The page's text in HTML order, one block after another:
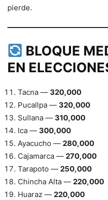
pierde.
BLOQUE
EN
Tacna — 320,000
Pucallpa — 320,000
Sullana — 310,000
Ica — 300,000
Ayacucho — 280,000
Cajamarca — 270,000
Tarapoto — 250,000
Chincha Alta — 220,000
Huaraz — 220,000